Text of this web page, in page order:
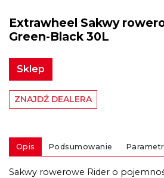
Extrawheel Sakwy
Green-Black 30L
Sklep
ZNAJDŹ DEALERA
Opis Podsumowanie
Sakwy rowerowe Rider o